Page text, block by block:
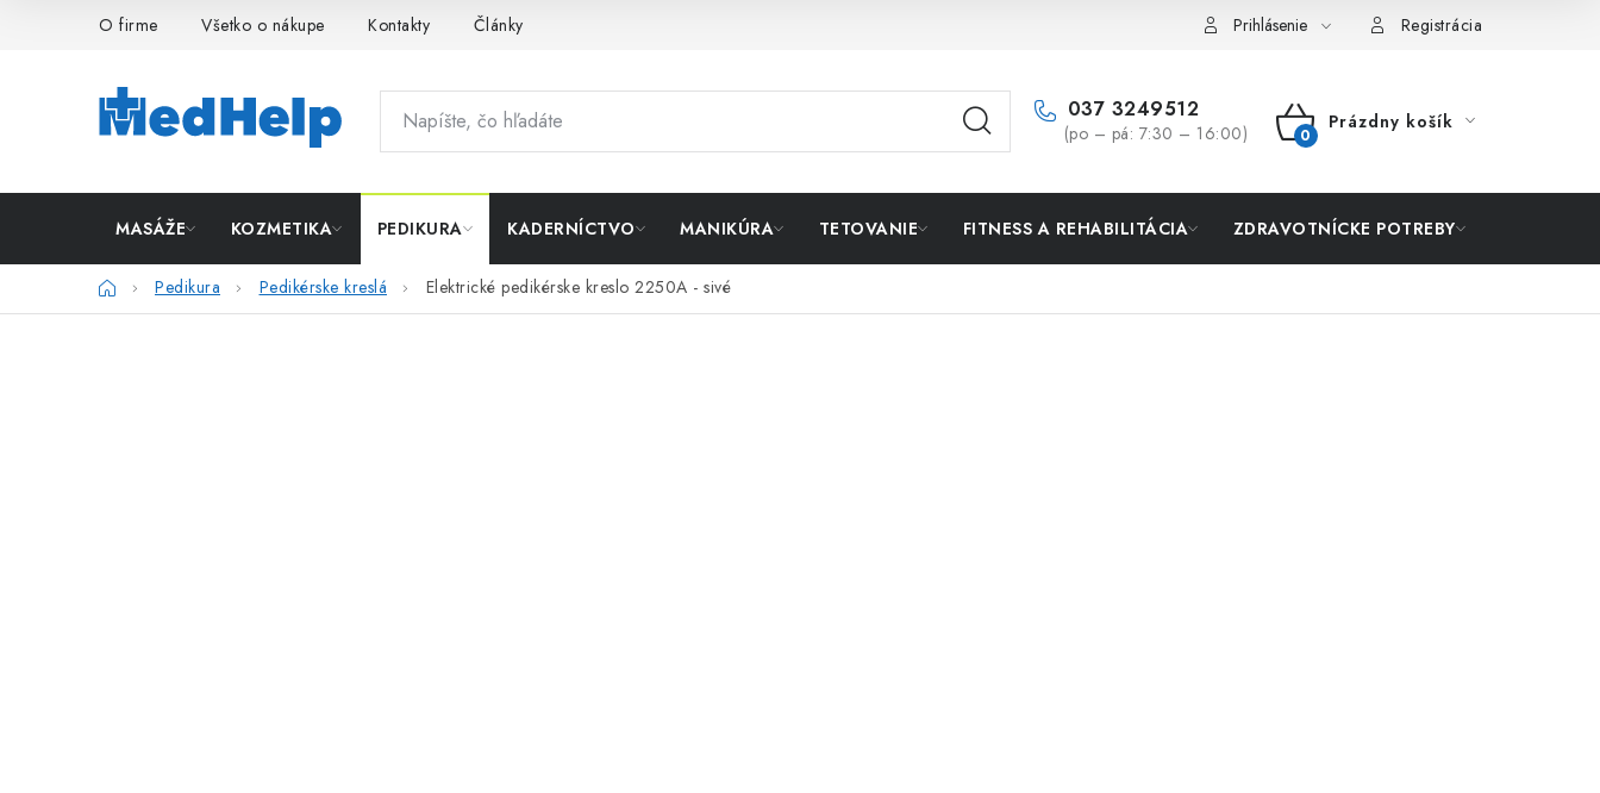
O firme Všetko o nákupe Kontakty Články Prihlásenie Registrácia
037 3249512
(po – pá: 7:30 – 16:00)
NÁKUPNÝ
Prázdny košík
MASÁŽE KOZMETIKA PEDIKURA KADERNÍCTVO MANIKÚRA TETOVANIE FITNESS A REHABILITÁCIA ZDRAVOTNÍCKE POTREBY
DomovPedikura Pedikérske kreslá Elektrické pedikérske kreslo 2250A - sivé